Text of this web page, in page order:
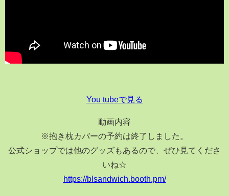
You tubeで見る
動画内容
※抱き枕カバーの予約は終了しました。
公式ショップでは他のグッズもあるので、ぜひ見てくださ
いね☆
https://blsandwich.booth.pm/